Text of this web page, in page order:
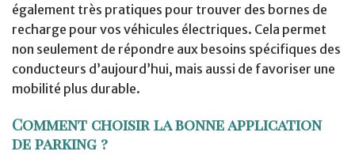
également très pratiques pour trouver des bornes de
recharge pour vos véhicules électriques. Cela permet
non seulement de répondre aux besoins spécifiques des
conducteurs d’aujourd’hui, mais aussi de favoriser une
mobilité plus durable.
Comment choisir la bonne application
de parking ?